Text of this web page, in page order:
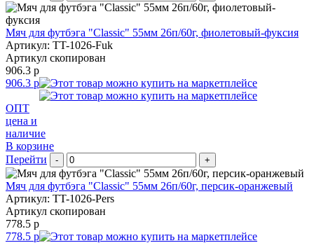
Мяч для футбэга "Classic" 55мм 26п/60г, фиолетовый-фуксия
Артикул: TT-1026-Fuk
Артикул скопирован
906.3 р
906.3 р
ОПТ
цена и
наличие
В корзине
Перейти
- +
Мяч для футбэга "Classic" 55мм 26п/60г, персик-оранжевый
Артикул: TT-1026-Pers
Артикул скопирован
778.5 р
778.5 р